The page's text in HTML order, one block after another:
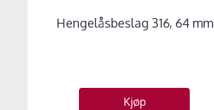
Hengelåsbeslag 316, 64 mm
Kjøp